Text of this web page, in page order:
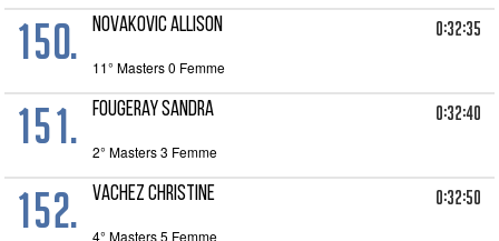
150. NOVAKOVIC ALLISON 0:32:35
11° Masters 0 Femme
151. FOUGERAY Sandra 0:32:40
2° Masters 3 Femme
152. VACHEZ CHRISTINE 0:32:50
4° Masters 5 Femme